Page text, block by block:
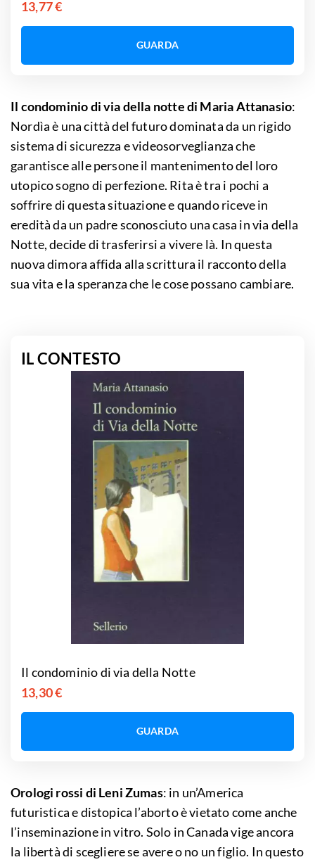
13,77 €
GUARDA
Il condominio di via della notte di Maria Attanasio:
Nordìa è una città del futuro dominata da un rigido
sistema di sicurezza e videosorveglianza che
garantisce alle persone il mantenimento del loro
utopico sogno di perfezione. Rita è tra i pochi a
soffrire di questa situazione e quando riceve in
eredità da un padre sconosciuto una casa in via della
Notte, decide di trasferirsi a vivere là. In questa
nuova dimora affida alla scrittura il racconto della
sua vita e la speranza che le cose possano cambiare.
IL CONTESTO
Il condominio di via della Notte
13,30 €
GUARDA
Orologi rossi di Leni Zumas: in un’America
futuristica e distopica l’aborto è vietato come anche
l’inseminazione in vitro. Solo in Canada vige ancora
la libertà di scegliere se avere o no un figlio. In questo